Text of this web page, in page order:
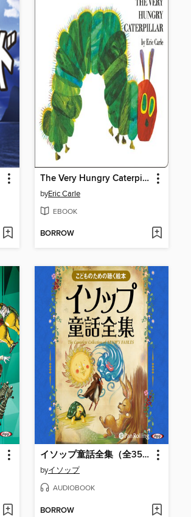
The Very Hungry Caterpillar
byEric Carle
EBOOK
BORROW
イソップ童話全集（全358話収録）
byイソップ
AUDIOBOOK
BORROW